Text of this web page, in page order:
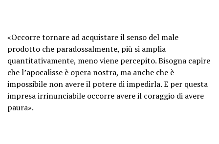
«Occorre tornare ad acquistare il senso del male
prodotto che paradossalmente, più si amplia
quantitativamente, meno viene percepito. Bisogna capire
che l’apocalisse è opera nostra, ma anche che è
impossibile non avere il potere di impedirla. E per questa
impresa irrinunciabile occorre avere il coraggio di avere
paura».